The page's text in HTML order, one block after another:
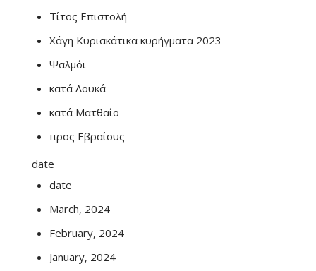
Τίτος Επιστολή
Χάγη Κυριακάτικα κυρήγματα 2023
Ψαλμόι
κατά Λουκά
κατά Ματθαίο
προς Εβραίους
date
date
March, 2024
February, 2024
January, 2024